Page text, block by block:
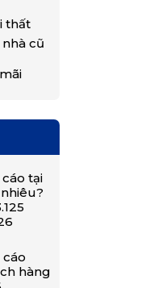
thất
cũ
tại
hàng